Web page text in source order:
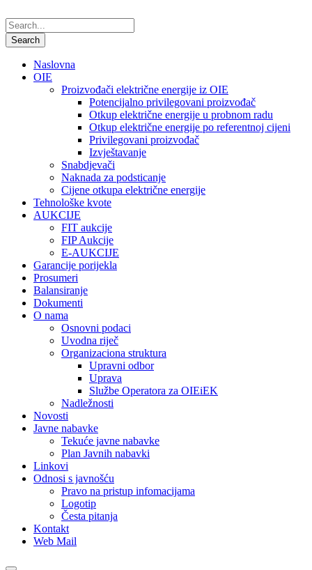
Naslovna
OIE
Proizvođači električne energije iz OIE
Potencijalno privilegovani proizvođač
Otkup električne energije u probnom radu
Otkup električne energije po referentnoj cijeni
Privilegovani proizvođač
Izvještavanje
Snabdjevači
Naknada za podsticanje
Cijene otkupa električne energije
Tehnološke kvote
AUKCIJE
FIT aukcije
FIP Aukcije
E-AUKCIJE
Garancije porijekla
Prosumeri
Balansiranje
Dokumenti
O nama
Osnovni podaci
Uvodna riječ
Organizaciona struktura
Upravni odbor
Uprava
Službe Operatora za OIEiEK
Nadležnosti
Novosti
Javne nabavke
Tekuće javne nabavke
Plan Javnih nabavki
Linkovi
Odnosi s javnošću
Pravo na pristup infomacijama
Logotip
Česta pitanja
Kontakt
Web Mail